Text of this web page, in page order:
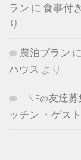
ラン に 食事付
り
農泊プラン に
ハウス より
LINE@友達
ッチン ・ゲス